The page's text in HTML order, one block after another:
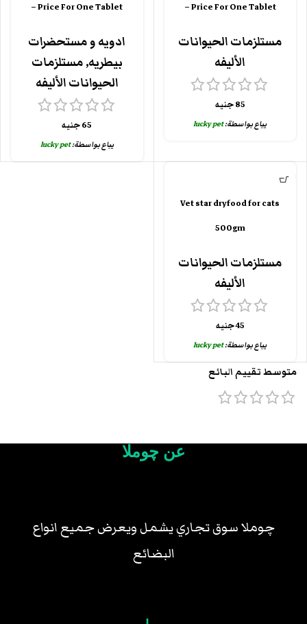
– Price For One Tablet
مستلزمات الحيوانات
الأليفه
85جنيه
يباع بواسطة:lucky pet
– Price For One Tablet
ادويه و مستحضرات
بيطريه,مستلزمات
الحيوانات الأليفه
65جنيه
يباع بواسطة:lucky pet
Vet star dryfood for cats
500gm
مستلزمات الحيوانات
الأليفه
45جنيه
يباع بواسطة:lucky pet
متوسط تقييم البائع
عن چوملا
چوملا سوق تجاري يشمل ويعرض جميع انواع
البضائع